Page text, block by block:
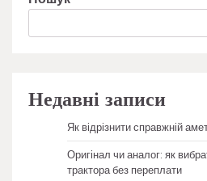
Недавні записи
Як відрізнити справжній
Оригінал чи аналог: як
трактора без переплати